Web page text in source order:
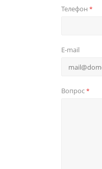
Телефон *
E-mail
Вопрос*